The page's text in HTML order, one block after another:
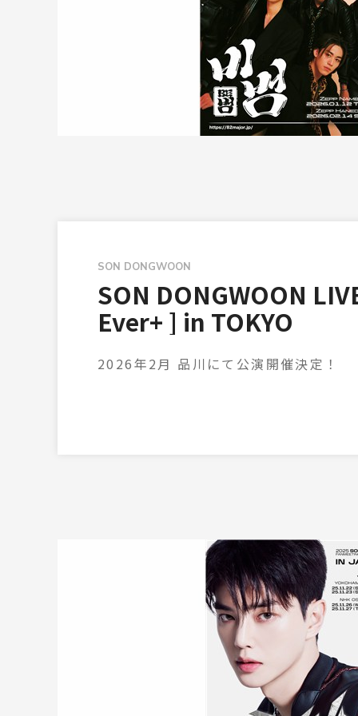
SON DONGWOON
SON DONGWOON
Ever+ ] in TOKYO
2026年2月 品川にて公演開催決定！